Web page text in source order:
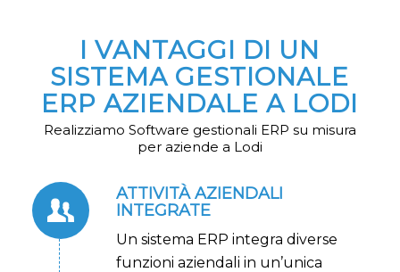
I VANTAGGI DI UN
SISTEMA GESTIONALE
ERP AZIENDALE A LODI
Realizziamo Software gestionali ERP su misura
per aziende a Lodi
ATTIVITÀ AZIENDALI
INTEGRATE
Un sistema ERP integra diverse
funzioni aziendali in un’unica